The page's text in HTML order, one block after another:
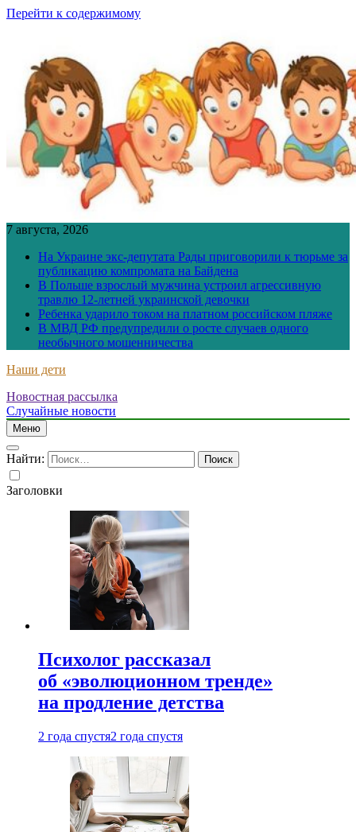
Перейти к содержимому
7 августа, 2026
На Украине экс-депутата Рады приговорили к тюрьме за
публикацию компромата на Байдена
В Польше взрослый мужчина устроил агрессивную
травлю 12-летней украинской девочки
Ребенка ударило током на платном российском пляже
В МВД РФ предупредили о росте случаев одного
необычного мошенничества
Наши дети
Новостная рассылка
Случайные новости
Меню
Найти:
Заголовки
Психолог рассказал
об «эволюционном тренде»
на продление детства
2 года спустя2 года спустя